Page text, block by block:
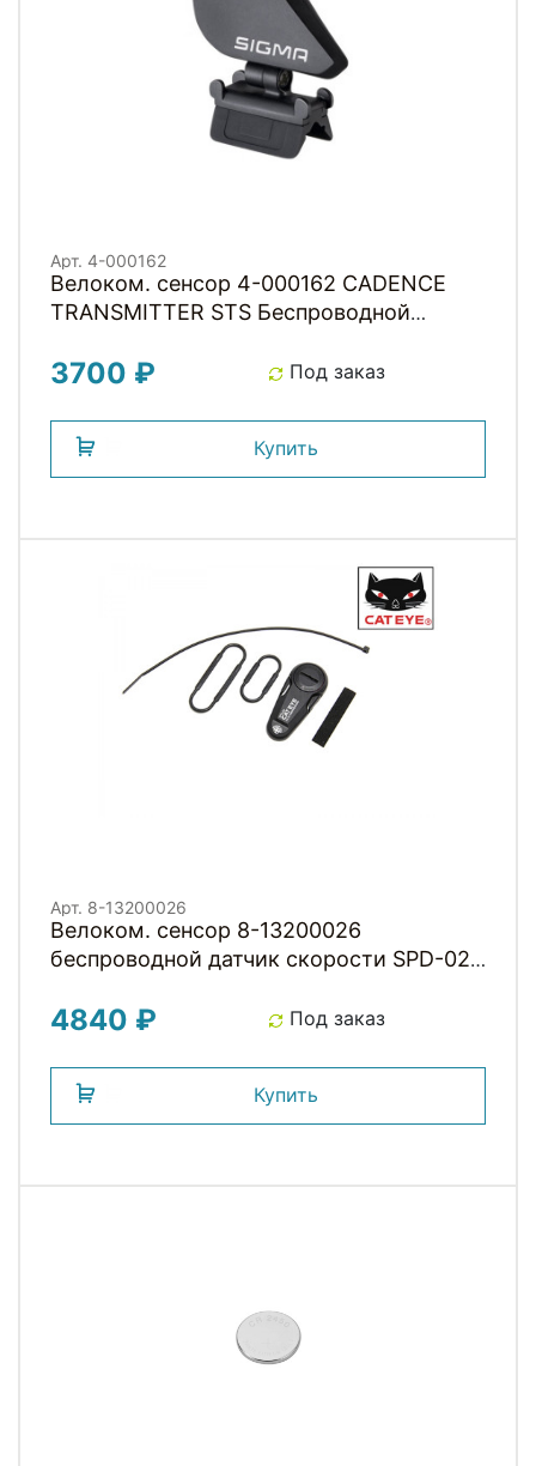
Арт. 4-000162
Велоком. cенсор 4-000162 CADENCE
TRANSMITTER STS Беспроводной
SIGMA
3700 ₽ Под заказ
Купить
Арт. 8-13200026
Велоком. cенсор 8-13200026
беспроводной датчик скорости SPD-02
NEW
4840 ₽ Под заказ
Купить